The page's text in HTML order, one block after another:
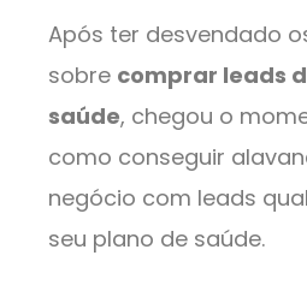
Após ter desvendado
sobre comprar leads
saúde, chegou o
como conseguir
negócio com leads
seu plano de saúde.